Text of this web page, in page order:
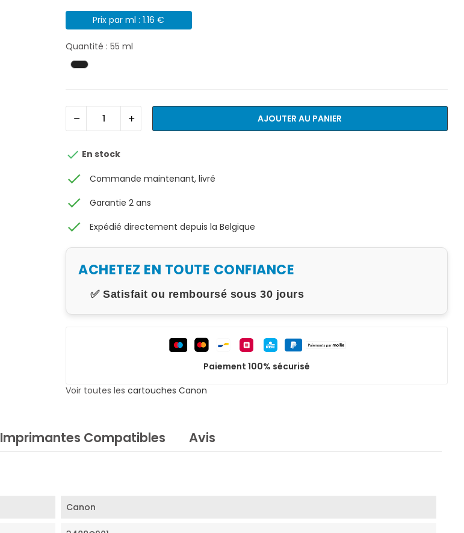
Prix par ml : 1.16 €
Quantité : 55 ml
AJOUTER AU PANIER
 En stock
check Commande maintenant, livré
check Garantie 2 ans
check Expédié directement depuis la Belgique
ACHETEZ EN TOUTE CONFIANCE
✅ Satisfait ou remboursé sous 30 jours
Paiement 100% sécurisé
Voir toutes les cartouches Canon
Imprimantes Compatibles Avis
Canon